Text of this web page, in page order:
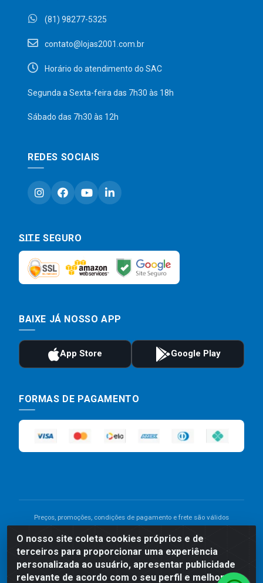
O nosso site coleta cookies próprios e de
terceiros para proporcionar uma experiência
personalizada ao usuário, apresentar publicidade
relevante de acordo com o seu perfil e melhorar a
(81) 98277-5325
contato@lojas2001.com.br
Horário do atendimento do SAC
Segunda a Sexta-feira das 7h30 às 18h
Sábado das 7h30 às 12h
REDES SOCIAIS
SITE SEGURO
BAIXE JÁ NOSSO APP
FORMAS DE PAGAMENTO
Preços, promoções, condições de pagamento e frete são válidos
divergência de preço de um produto, será válido o preço que for
exibido no carrinho de compras do site no momento do pagamento.
As vendas estão sujeitas a análise e disponibilidade do estoque.
Imagens de produtos meramente ilustrativas.